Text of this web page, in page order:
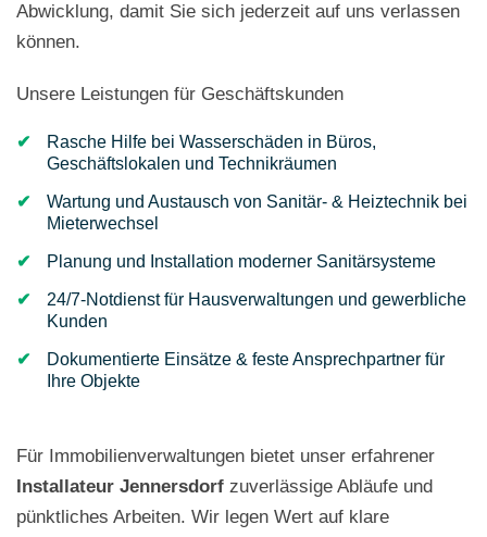
Abwicklung, damit Sie sich jederzeit auf uns verlassen
können.
Unsere Leistungen für Geschäftskunden
Rasche Hilfe bei Wasserschäden in Büros,
Geschäftslokalen und Technikräumen
Wartung und Austausch von Sanitär- & Heiztechnik bei
Mieterwechsel
Planung und Installation moderner Sanitärsysteme
24/7-Notdienst für Hausverwaltungen und gewerbliche
Kunden
Dokumentierte Einsätze & feste Ansprechpartner für
Ihre Objekte
Für Immobilienverwaltungen bietet unser erfahrener
Installateur Jennersdorf zuverlässige Abläufe und
pünktliches Arbeiten. Wir legen Wert auf klare